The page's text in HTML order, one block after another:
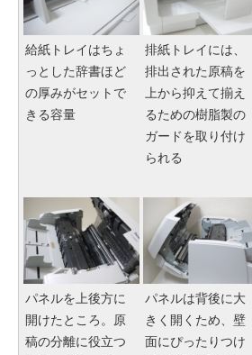
給紙トレイはちょ
っとした辞書ほど
の厚みがセットで
きる容量
排紙トレイには、
排出された原稿を
上から抑えて揃え
るための樹脂製の
ガードを取り付け
られる
パネルを上後方に
開けたところ。原
稿の分離に役立つ
パネルは背後に大
きく開くため、壁
面にぴったりつけ